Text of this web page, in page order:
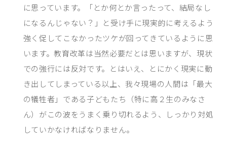
に思っています。「とか何とか言ったって、結局なし
になるんじゃない？」と受け手に現実的に考えるよう
強く促してこなかったツケが回ってきているように思
います。教育改革は当然必要だとは思いますが、現状
での強行には反対です。とはいえ、とにかく現実に動
き出してしまっている以上、我々現場の人間は「最大
の犠牲者」である子どもたち（特に高２生のみなさ
ん）がこの波をうまく乗り切れるよう、しっかり対処
していかなければなりません。